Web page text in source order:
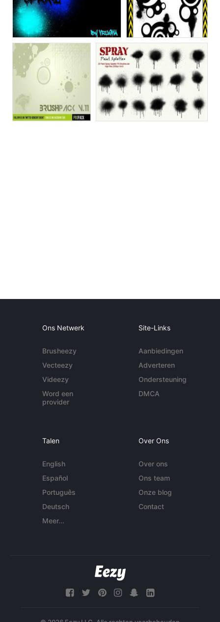
Ons Netwerk
Brusheezy
Vecteezy
Videezy
Word een
provider
Site-Links
Aanbiedingen
Adverteren
Ondersteuning
DMCA
Talen
English
Español
Português
Deutsch
Meer...
Over Ons
Over ons
Ons team
Onze blog
Contact